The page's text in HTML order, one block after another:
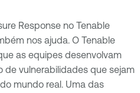
Response no Tenable
nos ajuda. O Tenable
as equipes desenvolvam
vulnerabilidades que sejam
mundo real. Uma das